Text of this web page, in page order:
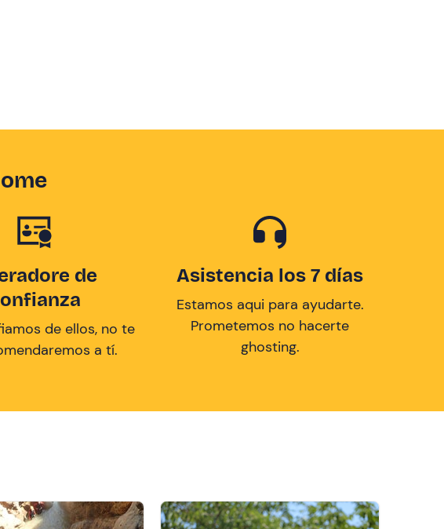
de
de ellos, no te
a tí.
Asistencia los 7 días
Estamos aqui para ayudarte.
Prometemos no hacerte
ghosting.